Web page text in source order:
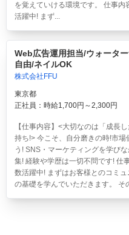
を覚えていける環境です。 仕事
活躍中! まず...
Web広告運用担当/ウォータ
自由/ネイルOK
株式会社FFU
東京都
正社員：時給1,700円～2,300円
【仕事内容】<大切なのは「成長
持ち!> 今こそ、自分磨きの時!市
う! SNS・マーケティングを学び
集! 経験や学歴は一切不問です! 仕
数活躍中! まずはお客様とのコミ
の基礎を学んでいただきます。 そ